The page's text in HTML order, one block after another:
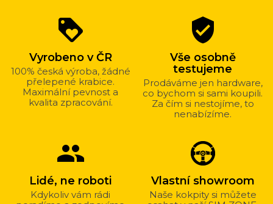
nakupovat
nás?
loyalty
Vyrobeno v ČR
100% česká výroba, žádné
přelepené krabice.
Maximální pevnost a
kvalita zpracování.
verified_user
Vše osobně
testujeme
Prodáváme jen hardware,
co bychom si sami koupili.
Za čím si nestojíme, to
nenabízíme.
group
Lidé, ne roboti
Kdykoliv vám rádi
Vlastní showroom
Naše kokpity si můžete